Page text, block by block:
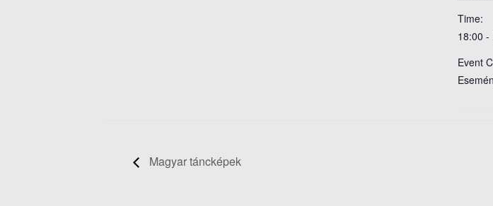
Time:
18:00 -
Event
Magyar táncképek